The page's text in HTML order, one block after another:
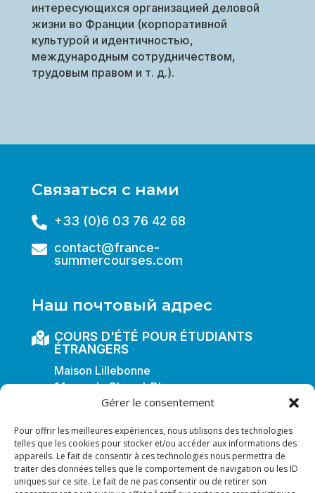
Gérer le consentement
Pour offrir les meilleures expériences, nous utilisons des technologies
telles que les cookies pour stocker et/ou accéder aux informations des
appareils. Le fait de consentir à ces technologies nous permettra de
traiter des données telles que le comportement de navigation ou les ID
uniques sur ce site. Le fait de ne pas consentir ou de retirer son
интересующихся организацией деловой
жизни во Франции (корпоративной
культурой и идентичностью,
международным сотрудничеством,
трудовым правом и т. д.).
Связаться с нами
 +33 (0)6 03 76 42 68
 contact@france-
summercourses.com
Наш почтовый адрес
 COURS D'ÉTÉ POUR ÉTUDIANTS
ÉTRANGERS
Maison Lillebonne
14, rue du Cheval-Blanc
F-54000 NANCY
Все права защищены © 2025